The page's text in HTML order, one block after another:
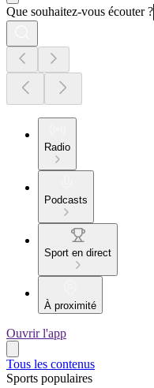
Que souhaitez-vous écouter ?
Radio
Podcasts
Sport en direct
À proximité
Ouvrir l'app
Tous les contenus
Sports populaires